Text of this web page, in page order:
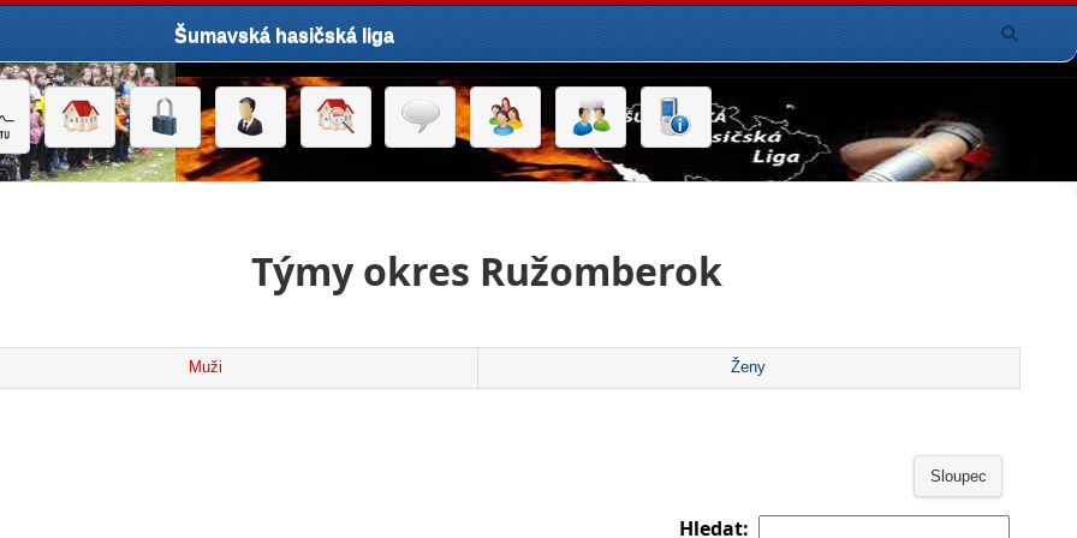
Šumavská hasičská liga
Týmy okres Ružomberok
Muži Ženy
Sloupec
Hledat: